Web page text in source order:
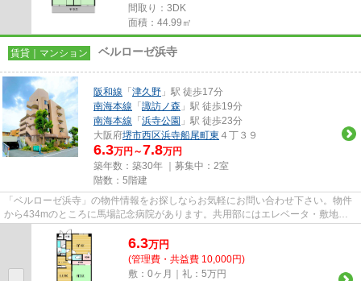
間取り：3DK
面積：44.99㎡
賃貸｜マンション ベルローゼ浜寺
阪和線 「 津久野 」駅 徒歩17分
南海本線 「 諏訪ノ森 」駅 徒歩19分
南海本線 「 浜寺公園 」駅 徒歩23分
大阪府堺市西区浜寺船尾町東 ４丁３９
6.3万円～7.8万円
築年数：築30年 ｜募集中： 2室
階数：5階建
「ベルローゼ浜寺」の物件情報をお探しならお気軽にお問い合わせ下さい。物件
から434mのところに馬場記念病院があります。共用部にはエレベータ・敷地内
ごみ置き場などが揃っており、...
6.3万円
(管理費・共益費 10,000円)
敷：0ヶ月｜礼：5万円